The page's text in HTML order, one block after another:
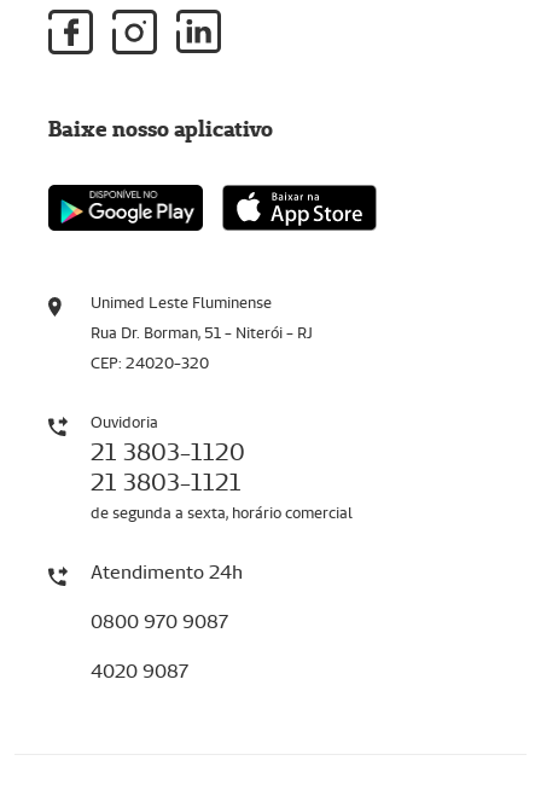
Unimed Leste Fluminense
Rua Dr. Borman, 51 - Niterói - RJ
CEP: 24020-320
Ouvidoria
21 3803-1120
21 3803-1121
de segunda a sexta, horário comercial
Atendimento 24h
0800 970 9087
4020 9087
Baixe nosso aplicativo